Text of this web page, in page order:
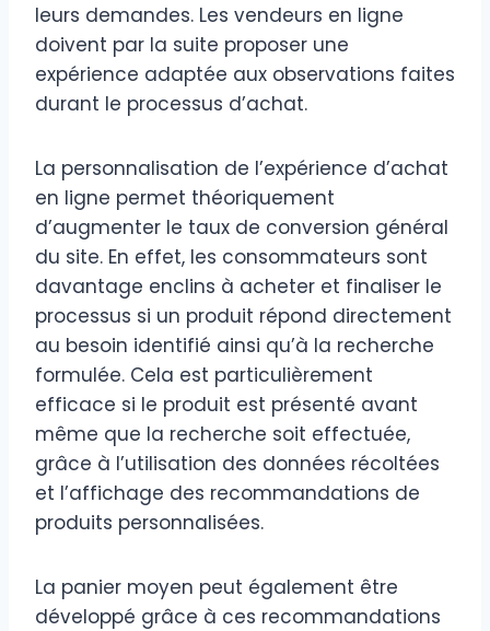
leurs demandes. Les vendeurs en ligne
doivent par la suite proposer une
expérience adaptée aux observations faites
durant le processus d’achat.
La personnalisation de l’expérience d’achat
en ligne permet théoriquement
d’augmenter le taux de conversion général
du site. En effet, les consommateurs sont
davantage enclins à acheter et finaliser le
processus si un produit répond directement
au besoin identifié ainsi qu’à la recherche
formulée. Cela est particulièrement
efficace si le produit est présenté avant
même que la recherche soit effectuée,
grâce à l’utilisation des données récoltées
et l’affichage des recommandations de
produits personnalisées.
La panier moyen peut également être
développé grâce à ces recommandations